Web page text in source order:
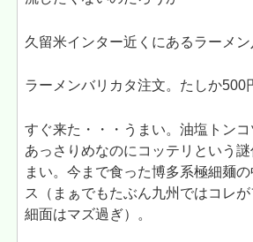
久留米インター近くにあるラーメン
ラーメンバリカタ注文。たしか500
すぐ来た・・・うまい。油塩トンコ
あっさりめなのにコッテリという
まい。今まで食った博多系極細麺
ス（まぁでもたぶん九州ではコレ
細面はマズ過ぎ）。